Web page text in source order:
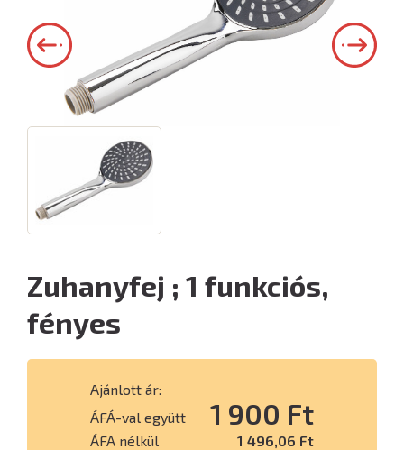
Zuhanyfej ; 1 funkciós,
fényes
Ajánlott ár:
ÁFÁ-val együtt
1 900 Ft
ÁFA nélkül 1 496,06 Ft